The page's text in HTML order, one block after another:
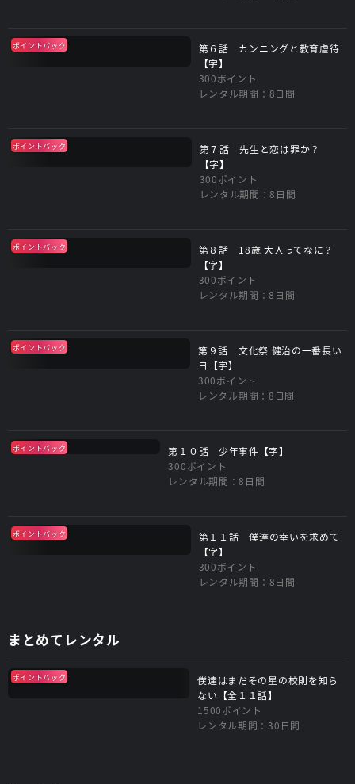
ポイントバック
第６話 カンニングと教育虐待
【字】
300ポイント
レンタル期間：8日間
ポイントバック
第７話 先生と恋は罪か？
【字】
300ポイント
レンタル期間：8日間
ポイントバック
第８話 18歳 大人ってなに？
【字】
300ポイント
レンタル期間：8日間
ポイントバック
第９話 文化祭 健治の一番長い
日【字】
300ポイント
レンタル期間：8日間
ポイントバック
第１０話 少年事件【字】
300ポイント
レンタル期間：8日間
ポイントバック
第１１話 僕達の幸いを求めて
【字】
300ポイント
レンタル期間：8日間
まとめてレンタル
ポイントバック
僕達はまだその星の校則を知ら
ない【全１１話】
1500ポイント
レンタル期間：30日間